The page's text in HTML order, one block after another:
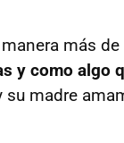
más de
y como algo
madre